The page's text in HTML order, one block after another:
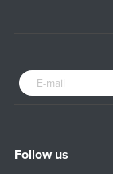
Follow us